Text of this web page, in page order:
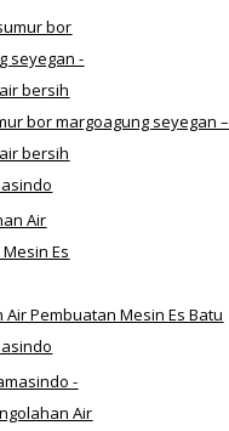
bor margoagung seyegan –
bersih
Air Pembuatan Mesin Es Batu